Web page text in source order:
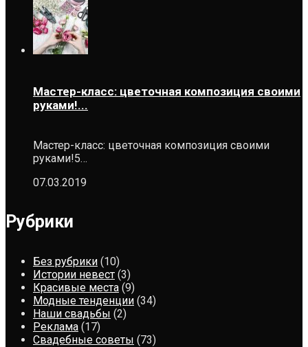
Мастер-класс: цветочная композиция своими
руками!...
Мастер-класс: цветочная композиция своими
руками!5…
07.03.2019
Рубрики
Без рубрики (10)
Истории невест (3)
Красивые места (9)
Модные тенденции (34)
Наши свадьбы (2)
Реклама (17)
Свадебные советы (73)